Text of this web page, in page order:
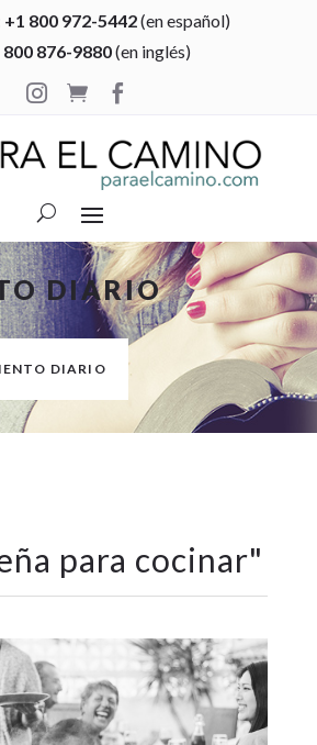
+1 800 972-5442(en español)
800 876-9880(en inglés)

 
DIARIO
DIARIO
para cocinar"